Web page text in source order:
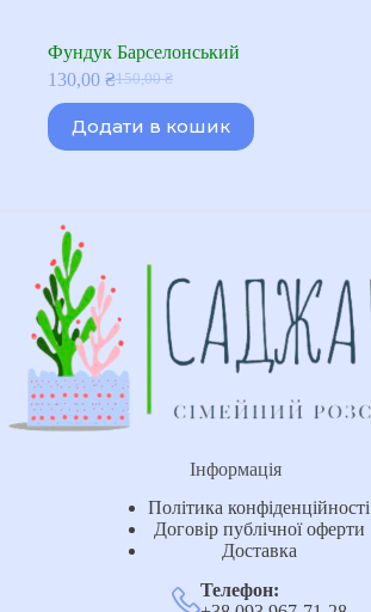
Фундук Барселонський
150,00₴
Оригінальна
ціна:
150,00 ₴.
130,00 ₴Поточна
ціна:
130,00 ₴.
Додати в кошик
Інформація
Політика конфіденційності
Договір публічної оферти
Доставка
Телефон: